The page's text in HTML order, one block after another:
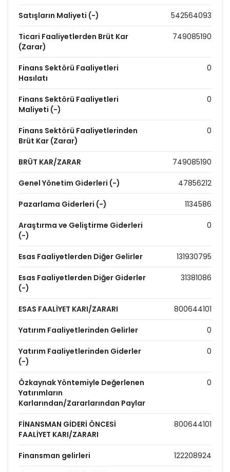
Satışların Maliyeti (-) 542564093
Ticari Faaliyetlerden Brüt Kar
(Zarar)
749085190
Finans Sektörü Faaliyetleri
Hasılatı
0
Finans Sektörü Faaliyetleri
Maliyeti (-)
0
Finans Sektörü Faaliyetlerinden
Brüt Kar (Zarar)
0
BRÜT KAR/ZARAR 749085190
Genel Yönetim Giderleri (-) 47856212
Pazarlama Giderleri (-) 1134586
Araştırma ve Geliştirme Giderleri
(-)
0
Esas Faaliyetlerden Diğer Gelirler 131930795
Esas Faaliyetlerden Diğer Giderler
(-)
31381086
ESAS FAALİYET KARI/ZARARI 800644101
Yatırım Faaliyetlerinden Gelirler 0
Yatırım Faaliyetlerinden Giderler
(-)
0
Özkaynak Yöntemiyle Değerlenen
Yatırımların
Karlarından/Zararlarından Paylar
0
FİNANSMAN GİDERİ ÖNCESİ
FAALİYET KARI/ZARARI
800644101
Finansman gelirleri 122208924